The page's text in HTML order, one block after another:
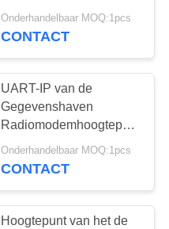
de Videogegevensip
Radiomodem AES
Onderhandelbaar MOQ:1pcs
CONTACT
UART-IP van de
Gegevenshaven
Radiomodemhoogtepunt
- duplex Lage de
Machtsconsumptie van
Onderhandelbaar MOQ:1pcs
CONTACT
Hoogtepunt van het de